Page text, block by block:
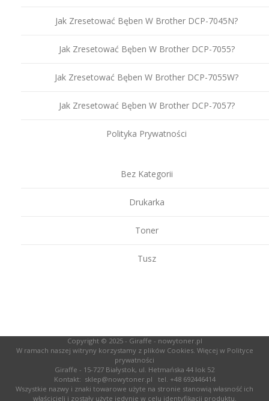
Jak Zresetować Bęben W Brother DCP-7045N?
Jak Zresetować Bęben W Brother DCP-7055?
Jak Zresetować Bęben W Brother DCP-7055W?
Jak Zresetować Bęben W Brother DCP-7057?
Polityka Prywatności
Bez Kategorii
Drukarka
Toner
Tusz
Copyright © 2025 - Giraffe - nowytoner.pl
W ramach naszej witryny korzystamy z plików Cookies. Więcej w Polityce
prywatności
Giraffe - 15-727 Białystok, ul. Hetmańska 44 lok 52
Kontakt: sklep@nowytoner.pl tel. +48 692446414
Wszystkie nazwy i znaki towarowe użyte na stronie stanowią własność ich
właścicieli i zostały użyte jedynie w celu identyfikacji produktu.